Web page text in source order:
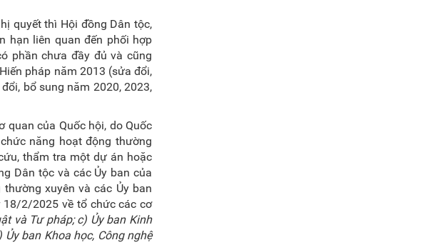
quyết thì Hội đồng Dân tộc,
hạn liên quan đến phối hợp
phần chưa đầy đủ và cũng
pháp năm 2013 (sửa đổi,
bổ sung năm 2020, 2023,
quan của Quốc hội, do Quốc
năng hoạt động thường
thẩm tra một dự án hoặc
Dân tộc và các Ủy ban của
xuyên và các Ủy ban
18/2/2025 về tổ chức các cơ
và Tư pháp; c) Ủy ban Kinh
ban Khoa học, Công nghệ